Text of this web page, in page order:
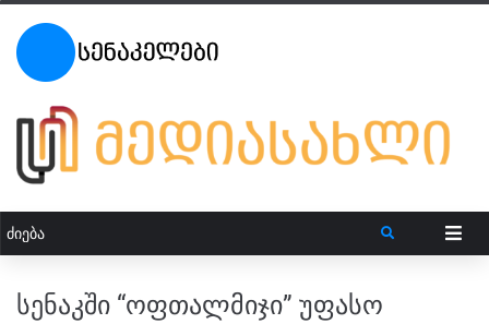
სენაკში “ოფთალმიჯი” უფასო